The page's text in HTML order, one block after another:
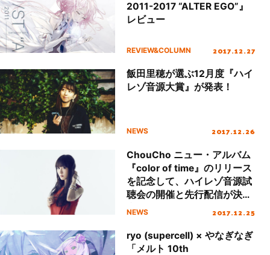
2011-2017 “ALTER EGO”』
レビュー
REVIEW&COLUMN 2017.12.27
飯田里穂が選ぶ12月度『ハイ
レゾ音源大賞』が発表！
NEWS 2017.12.26
ChouCho ニュー・アルバム
『color of time』のリリース
を記念して、ハイレゾ音源試
聴会の開催と先行配信が決
定！
NEWS 2017.12.25
ryo (supercell) × やなぎなぎ
「メルト 10th